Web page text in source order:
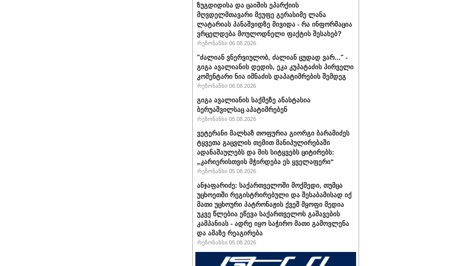
ზუგდიდისა და ცაიშის ეპარქიის
მღვდელმთავარი მეუფე გერასიმე ლანა
ლატარიას პანაშვიდზე მივიდა - რა ინფორმაცია
ვრცელდება მოულოდნელი ფაქტის შესახებ?
რეზონანსი 06.08.2026
"ძა­ლი­ან ვნერ­ვი­უ­ლობ, ძა­ლი­ან ცუ­დად ვარ..." -
გიგა ავა­ლი­ა­ნის დე­დის, ეკა კუ­პა­ტა­ძის პირველი
კომენტარი ნია იმნაძის დაპატიმრების შემდეგ
რეზონანსი 06.08.2026
გიგა ავალიანის საქმეზე ანასტასია
ბერუაშვილსაც აპატიმრებენ
რეზონანსი 05.08.2026
ვეტერანი მალხაზ თოფურია გიორგი ბარამიძეს
ტყვეთა გაცვლის თემით მანიპულირებაში
ადანაშაულებს და მის სიტყვებს ციტირებს:
„კარიერისთვის მჭირდება ეს ყველაფერი“
რეზონანსი 05.08.2026
ანჯაფარიძე: საქართველოში მოქმედი, თუმცა
უცხოეთში რეგისტრირებული და შესაბამისად იქ
მათი უცხოური პატრონაჟის ქვეშ მყოფი მედია
უკვე წლებია ეწევა საქართველოს გაშავების
კამპანიას - ადრე იყო საჭირო მათი გამოვლენა
და ამაზე რეაგირება
რეზონანსი 05.08.2026